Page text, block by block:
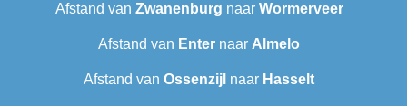
Afstand van Zwanenburg naar Wormerveer
Afstand van Enter naar Almelo
Afstand van Ossenzijl naar Hasselt